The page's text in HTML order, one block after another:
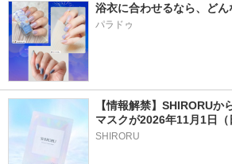
浴衣に合わせるなら、どん
パラドゥ
【情報解禁】SHIRORUか
マスクが2026年11月1日（
SHIRORU